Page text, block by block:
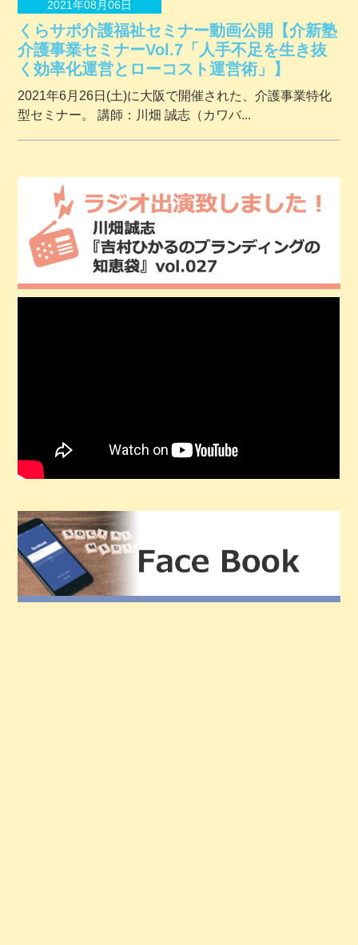
2021年08月06日
くらサポ介護福祉セミナー動画公開【介新塾
介護事業セミナーVol.7「人手不足を生き抜
く効率化運営とローコスト運営術」】
2021年6月26日(土)に大阪で開催された、介護事業特化
型セミナー。 講師：川畑 誠志（カワバ...